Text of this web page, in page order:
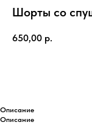
Шорты со
650,00 р.
Описание
Описание